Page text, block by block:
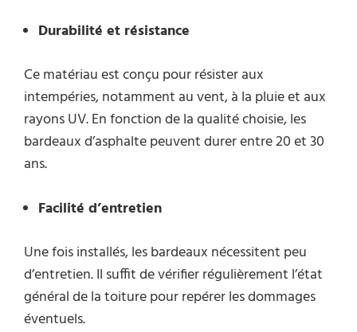
Durabilité et résistance
Ce matériau est conçu pour résister aux
intempéries, notamment au vent, à la pluie et aux
rayons UV. En fonction de la qualité choisie, les
bardeaux d’asphalte peuvent durer entre 20 et 30
ans.
Facilité d’entretien
Une fois installés, les bardeaux nécessitent peu
d’entretien. Il suffit de vérifier régulièrement l’état
général de la toiture pour repérer les dommages
éventuels.